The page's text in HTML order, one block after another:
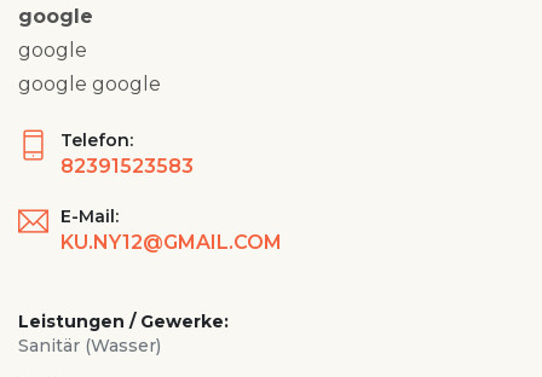
google
google
google google
Telefon:
82391523583
E-Mail:
KU.NY12@GMAIL.COM
Leistungen / Gewerke:
Sanitär (Wasser)